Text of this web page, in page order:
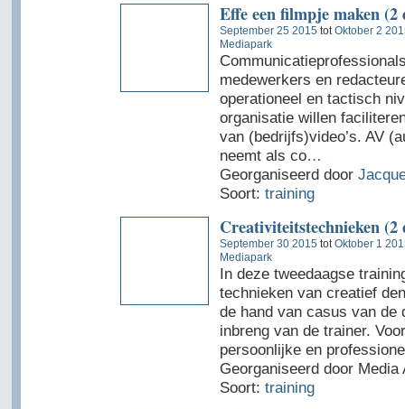
Effe een filmpje maken (2
September 25 2015 tot Oktober 2
Mediapark
medewerkers en
operationeel en tactisch
organisatie willen
van (bedrijfs)video’s. AV
neemt als co…
Georganiseerd door
Soort: training
Creativiteitstechnieken (2
September 30 2015 totOktober 1
Mediapark
In deze tweedaagse
technieken van creatief
de hand van casus van de
inbreng van de trainer.
persoonlijke en
Georganiseerd door Media
Soort: training